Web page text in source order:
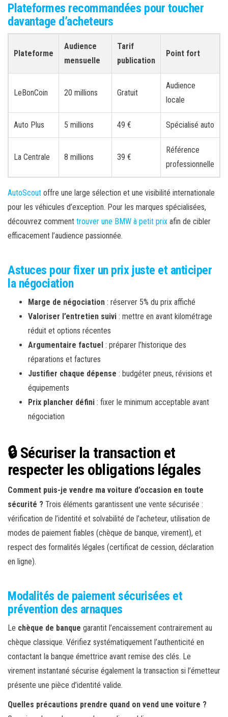
Plateformes recommandées pour toucher
davantage d’acheteurs
Plateforme
Audience
mensuelle
Tarif
publication
Point fort
LeBonCoin 20 millions Gratuit
Audience
locale
Auto Plus 5 millions 49 € Spécialisé auto
La Centrale 8 millions 39 €
Référence
professionnelle
AutoScout offre une large sélection et une visibilité internationale
pour les véhicules d’exception. Pour les marques spécialisées,
découvrez comment trouver une BMW à petit prix afin de cibler
efficacement l’audience passionnée.
Astuces pour fixer un prix juste et anticiper
la négociation
Marge de négociation : réserver 5% du prix affiché
Valoriser l’entretien suivi : mettre en avant kilométrage
réduit et options récentes
Argumentaire factuel : préparer l’historique des
réparations et factures
Justifier chaque dépense : budgéter pneus, révisions et
équipements
Prix plancher défini : fixer le minimum acceptable avant
négociation
🔒 Sécuriser la transaction et
respecter les obligations légales
Comment puis-je vendre ma voiture d’occasion en toute
sécurité ? Trois éléments garantissent une vente sécurisée :
vérification de l’identité et solvabilité de l’acheteur, utilisation de
modes de paiement fiables (chèque de banque, virement), et
respect des formalités légales (certificat de cession, déclaration
en ligne).
Modalités de paiement sécurisées et
prévention des arnaques
Le chèque de banque garantit l’encaissement contrairement au
chèque classique. Vérifiez systématiquement l’authenticité en
contactant la banque émettrice avant remise des clés. Le
virement instantané sécurise également la transaction si l’émetteur
présente une pièce d’identité valide.
Quelles précautions prendre quand on vend une voiture ?